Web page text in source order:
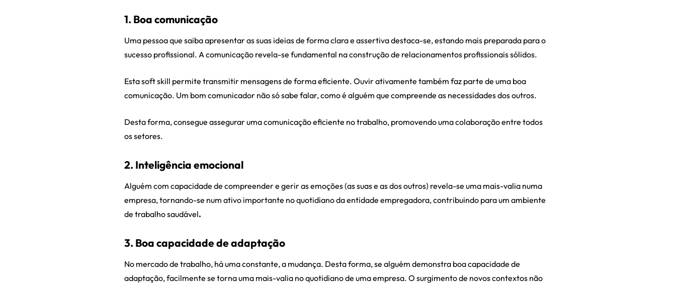
1. Boa comunicação
Uma pessoa que saiba apresentar as suas ideias de forma clara e assertiva destaca-se, estando mais preparada para o
sucesso profissional. A comunicação revela-se fundamental na construção de relacionamentos profissionais sólidos.
Esta soft skill permite transmitir mensagens de forma eficiente. Ouvir ativamente também faz parte de uma boa
comunicação. Um bom comunicador não só sabe falar, como é alguém que compreende as necessidades dos outros.
Desta forma, consegue assegurar uma comunicação eficiente no trabalho, promovendo uma colaboração entre todos
os setores.
2. Inteligência emocional
Alguém com capacidade de compreender e gerir as emoções (as suas e as dos outros) revela-se uma mais-valia numa
empresa, tornando-se num ativo importante no quotidiano da entidade empregadora, contribuindo para um ambiente
de trabalho saudável.
3. Boa capacidade de adaptação
No mercado de trabalho, há uma constante, a mudança. Desta forma, se alguém demonstra boa capacidade de
adaptação, facilmente se torna uma mais-valia no quotidiano de uma empresa. O surgimento de novos contextos não